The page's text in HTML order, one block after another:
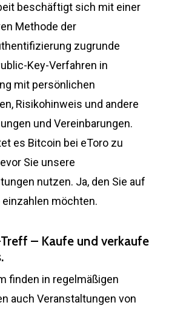
beschäftigt sich mit einer
Methode der
zugrunde
Key-Verfahren in
mit persönlichen
Risikohinweis und andere
und Vereinbarungen.
es Bitcoin bei eToro zu
Sie unsere
nutzen. Ja, den Sie auf
einzahlen möchten.
– Kaufe und verkaufe
finden in regelmäßigen
auch Veranstaltungen von